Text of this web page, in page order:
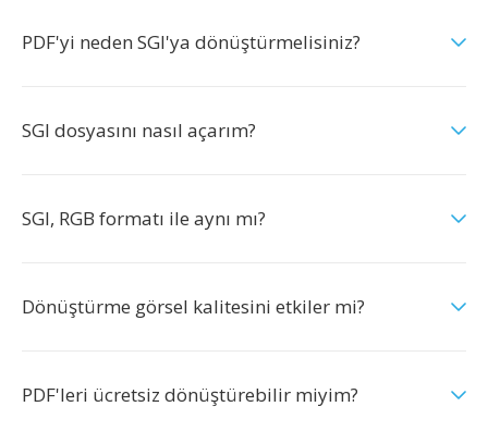
PDF'yi neden SGI'ya dönüştürmelisiniz?
SGI dosyasını nasıl açarım?
SGI, RGB formatı ile aynı mı?
Dönüştürme görsel kalitesini etkiler mi?
PDF'leri ücretsiz dönüştürebilir miyim?